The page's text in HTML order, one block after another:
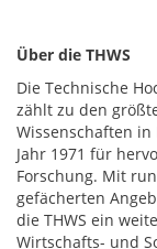
Über die THWS
Die Technische
zählt zu den
Wissenschaften
Jahr 1971 für
Forschung. Mit
gefächerten
die THWS ein
Wirtschafts- und